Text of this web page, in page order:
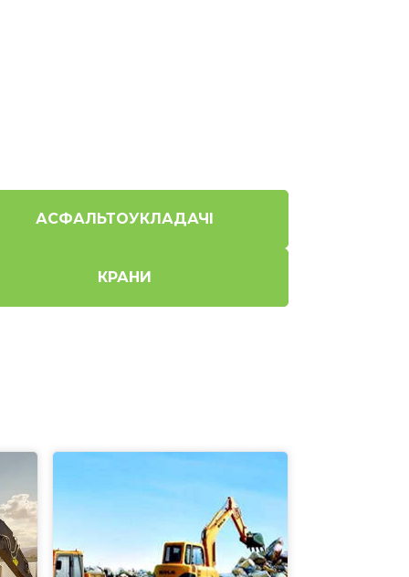
АСФАЛЬТОУКЛАДАЧІ
КРАНИ